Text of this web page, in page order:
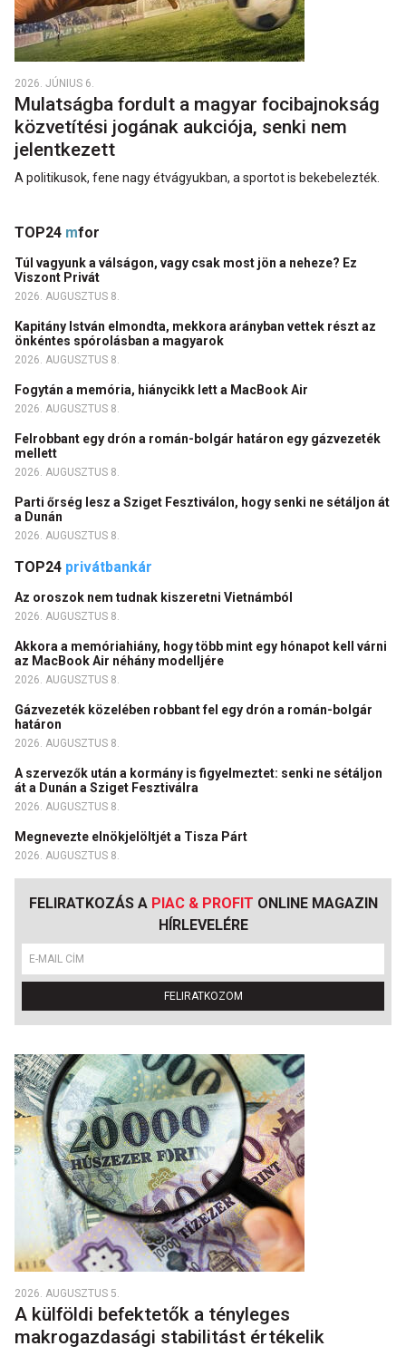
2026. JÚNIUS 6.
Mulatságba fordult a magyar focibajnokság
közvetítési jogának aukciója, senki nem
jelentkezett
A politikusok, fene nagy étvágyukban, a sportot is bekebelezték.
TOP24 mfor
Túl vagyunk a válságon, vagy csak most jön a neheze? Ez
Viszont Privát
2026. AUGUSZTUS 8.
Kapitány István elmondta, mekkora arányban vettek részt az
önkéntes spórolásban a magyarok
2026. AUGUSZTUS 8.
Fogytán a memória, hiánycikk lett a MacBook Air
2026. AUGUSZTUS 8.
Felrobbant egy drón a román-bolgár határon egy gázvezeték
mellett
2026. AUGUSZTUS 8.
Parti őrség lesz a Sziget Fesztiválon, hogy senki ne sétáljon át
a Dunán
2026. AUGUSZTUS 8.
TOP24 privátbankár
Az oroszok nem tudnak kiszeretni Vietnámból
2026. AUGUSZTUS 8.
Akkora a memóriahiány, hogy több mint egy hónapot kell várni
az MacBook Air néhány modelljére
2026. AUGUSZTUS 8.
Gázvezeték közelében robbant fel egy drón a román-bolgár
határon
2026. AUGUSZTUS 8.
A szervezők után a kormány is figyelmeztet: senki ne sétáljon
át a Dunán a Sziget Fesztiválra
2026. AUGUSZTUS 8.
Megnevezte elnökjelöltjét a Tisza Párt
2026. AUGUSZTUS 8.
FELIRATKOZÁS A PIAC & PROFIT ONLINE MAGAZIN
HÍRLEVELÉRE
FELIRATKOZOM
2026. AUGUSZTUS 5.
A külföldi befektetők a tényleges
makrogazdasági stabilitást értékelik